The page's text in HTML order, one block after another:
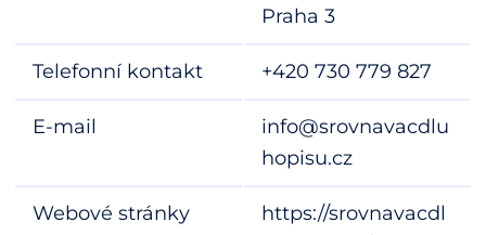
Praha 3
Telefonní kontakt +420 730 779 827
E-mail
info@srovnavacdlu
hopisu.cz
Webové stránky
https://srovnavacdl